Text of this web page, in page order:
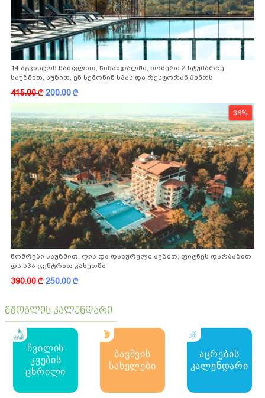
14 აგვისტოს ჩათვლით, წინანდალში, ნომერი 2 სტუმარზე
საუზმით, აუზით, ენ სემონინ სპას და რესტორან პინოს
ფასდაკლებით
415.00k200.00k
36%
ნომრები საუზმით, ღია და დახურული აუზით, ფიტნეს დარბაზით
და სპა ცენტრით კახეთში
390.00k250.00k
მშობლის კალენდარი
ჩვილის
კვების
ცხრილი
ბავშვის
სახელები
აცრების
კალენდარი